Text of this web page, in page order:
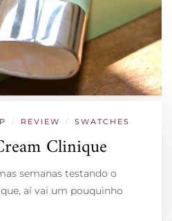
/ REVIEW / SWATCHES
Clinique
semanas testando o
aí vai um pouquinho